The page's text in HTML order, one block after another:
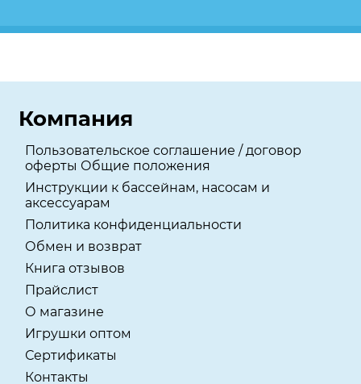
Компания
Пользовательское соглашение / договор
оферты Общие положения
Инструкции к бассейнам, насосам и
аксессуарам
Политика конфиденциальности
Обмен и возврат
Книга отзывов
Прайслист
О магазине
Игрушки оптом
Сертификаты
Контакты